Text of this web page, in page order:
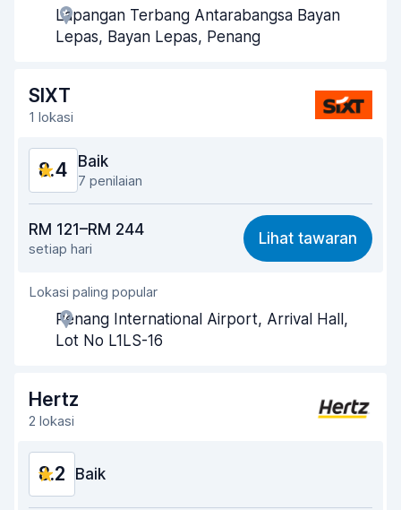
Kepantasan pengambilan
Kebersihan kereta 8.7
Keadaan kereta
Lapangan Terbang Antarabangsa Bayan
Lepas, Bayan Lepas, Penang
SIXT
1 lokasi
8.4 Baik
7 penilaian
8.1
Mudah dicari 8.7
Kesediaan ejen membantu
Kepantasan pengambilan
Kebersihan kereta 8.3
Keadaan kereta
RM 121–RM 244
setiap hari
Lihat tawaran
Lokasi paling popular
Penang International Airport, Arrival Hall,
Lot No L1LS-16
Hertz
2 lokasi
8.2 Baik